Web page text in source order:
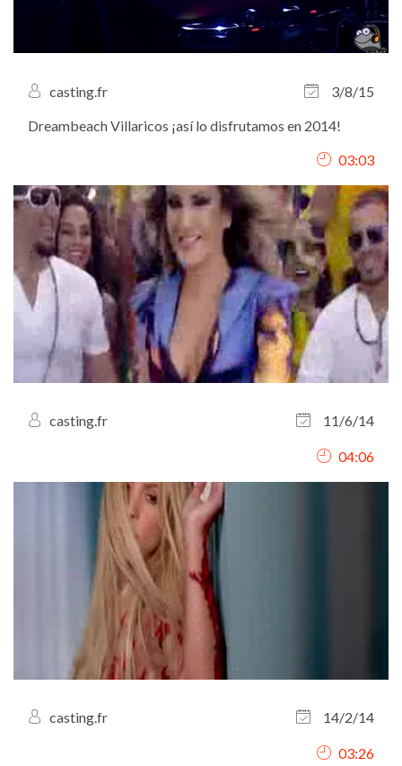
casting.fr
3/8/15
Dreambeach Villaricos ¡así lo disfrutamos en 2014!
03:03
casting.fr 11/6/14
04:06
casting.fr 14/2/14
03:26